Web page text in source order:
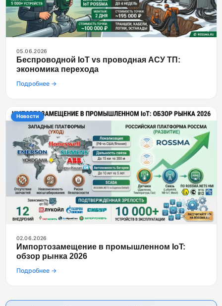
05.06.2026
Беспроводной IoT vs проводная АСУ ТП:
экономика перехода
Подробнее →
Новости
02.06.2026
Импортозамещение в промышленном IoT:
обзор рынка 2026
Подробнее →